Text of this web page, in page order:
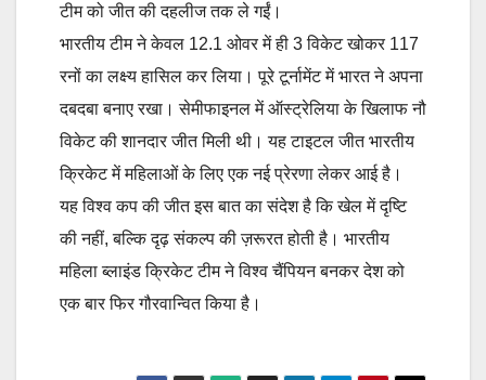
टीम को जीत की दहलीज तक ले गईं।
भारतीय टीम ने केवल 12.1 ओवर में ही 3 विकेट खोकर 117
रनों का लक्ष्य हासिल कर लिया। पूरे टूर्नामेंट में भारत ने अपना
दबदबा बनाए रखा। सेमीफाइनल में ऑस्ट्रेलिया के खिलाफ नौ
विकेट की शानदार जीत मिली थी। यह टाइटल जीत भारतीय
क्रिकेट में महिलाओं के लिए एक नई प्रेरणा लेकर आई है।
यह विश्व कप की जीत इस बात का संदेश है कि खेल में दृष्टि
की नहीं, बल्कि दृढ़ संकल्प की ज़रूरत होती है। भारतीय
महिला ब्लाइंड क्रिकेट टीम ने विश्व चैंपियन बनकर देश को
एक बार फिर गौरवान्वित किया है।